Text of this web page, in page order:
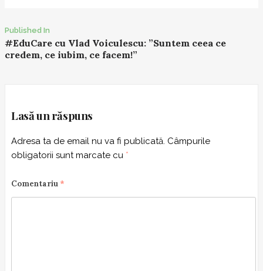
P
o
Published In
#EduCare cu Vlad Voiculescu: ”Suntem ceea ce
credem, ce iubim, ce facem!”
Lasă un răspuns
Adresa ta de email nu va fi publicată. Câmpurile
obligatorii sunt marcate cu *
Comentariu *